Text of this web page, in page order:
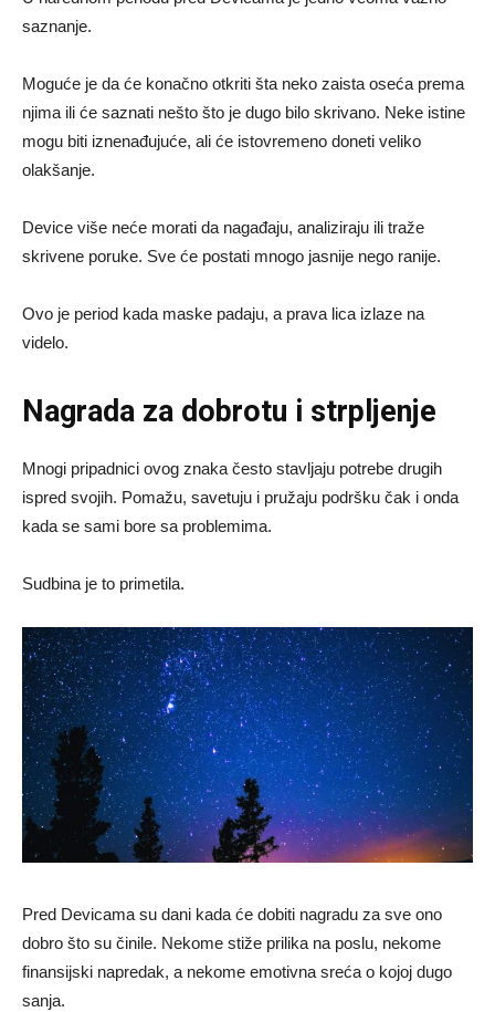
saznanje.
Moguće je da će konačno otkriti šta neko zaista oseća prema
njima ili će saznati nešto što je dugo bilo skrivano. Neke istine
mogu biti iznenađujuće, ali će istovremeno doneti veliko
olakšanje.
Device više neće morati da nagađaju, analiziraju ili traže
skrivene poruke. Sve će postati mnogo jasnije nego ranije.
Ovo je period kada maske padaju, a prava lica izlaze na
videlo.
Nagrada za dobrotu i strpljenje
Mnogi pripadnici ovog znaka često stavljaju potrebe drugih
ispred svojih. Pomažu, savetuju i pružaju podršku čak i onda
kada se sami bore sa problemima.
Sudbina je to primetila.
Pred Devicama su dani kada će dobiti nagradu za sve ono
dobro što su činile. Nekome stiže prilika na poslu, nekome
finansijski napredak, a nekome emotivna sreća o kojoj dugo
sanja.